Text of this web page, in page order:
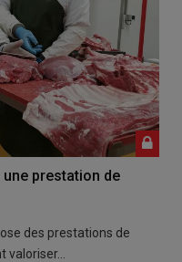
prestation de
des prestations de
valoriser…